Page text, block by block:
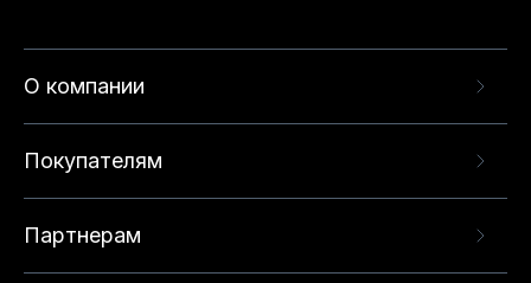
О компании
Покупателям
Партнерам